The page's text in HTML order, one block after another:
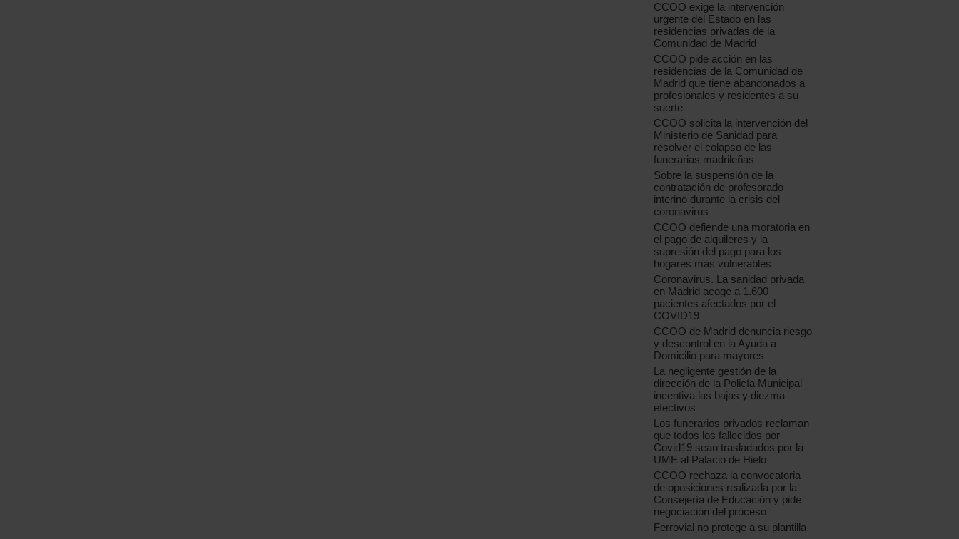
CCOO exige la intervención
urgente del Estado en las
residencias privadas de la
Comunidad de Madrid
CCOO pide acción en las
residencias de la Comunidad de
Madrid que tiene abandonados a
profesionales y residentes a su
suerte
CCOO solicita la intervención del
Ministerio de Sanidad para
resolver el colapso de las
funerarias madrileñas
Sobre la suspensión de la
contratación de profesorado
interino durante la crisis del
coronavirus
CCOO defiende una moratoria en
el pago de alquileres y la
supresión del pago para los
hogares más vulnerables
Coronavirus. La sanidad privada
en Madrid acoge a 1.600
pacientes afectados por el
COVID19
CCOO de Madrid denuncia riesgo
y descontrol en la Ayuda a
Domicilio para mayores
La negligente gestión de la
dirección de la Policía Municipal
incentiva las bajas y diezma
efectivos
Los funerarios privados reclaman
que todos los fallecidos por
Covid19 sean trasladados por la
UME al Palacio de Hielo
CCOO rechaza la convocatoria
de oposiciones realizada por la
Consejería de Educación y pide
negociación del proceso
Ferrovial no protege a su plantilla